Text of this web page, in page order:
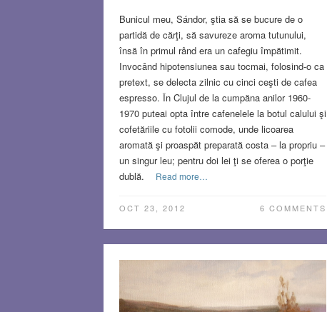
Bunicul meu, Sándor, ştia să se bucure de o
partidă de cărţi, să savureze aroma tutunului,
însă în primul rând era un cafegiu împătimit.
Invocând hipotensiunea sau tocmai, folosind-o ca
pretext, se delecta zilnic cu cinci ceşti de cafea
espresso. În Clujul de la cumpăna anilor 1960-
1970 puteai opta între cafenelele la botul calului şi
cofetăriile cu fotolii comode, unde licoarea
aromată şi proaspăt preparată costa – la propriu –
un singur leu; pentru doi lei ţi se oferea o porţie
dublă.
Read more…
OCT 23, 2012 6 COMMENTS